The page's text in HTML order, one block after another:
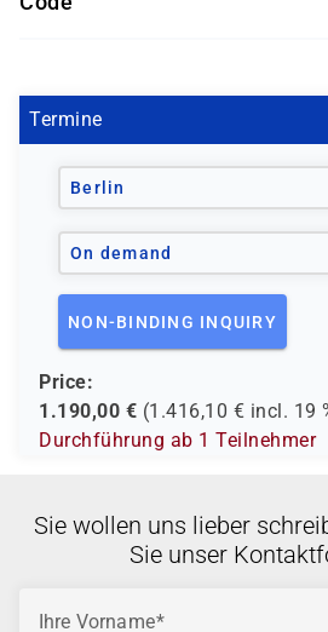
- regionale Einrichtungen
und andere Träger möglich
Termine
Berlin
On demand
NON-BINDING INQUIRY
Price:
1.190,00 € (1.416,10 € incl. 19
Durchführung ab 1 Teilnehmer
Sie wollen uns lieber
Sie unser
Ihre Vorname